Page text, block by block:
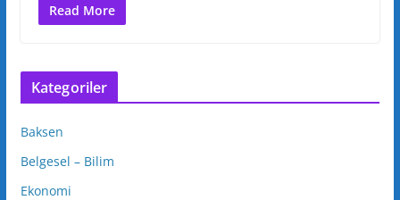
Read More
Kategoriler
Baksen
Belgesel – Bilim
Ekonomi